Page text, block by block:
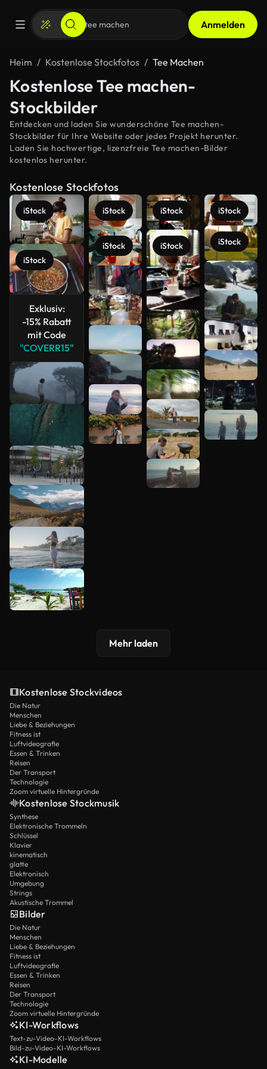
Anmelden
Heim Kostenlose Stockfotos Tee Machen
Kostenlose Tee machen-
Stockbilder
Entdecken und laden Sie wunderschöne Tee machen-
Stockbilder für Ihre Website oder jedes Projekt herunter.
Laden Sie hochwertige, lizenzfreie Tee machen-Bilder
kostenlos herunter.
Kostenlose Stockfotos
iStock
iStock
Exklusiv:
-15% Rabatt
mit Code
"COVERR15"
iStock
iStock
iStock
iStock
iStock
iStock
Mehr
anzeigen
Mehr laden
Kostenlose Stockvideos
Die Natur
Menschen
Liebe & Beziehungen
Fitness ist
Luftvideografie
Essen & Trinken
Reisen
Der Transport
Technologie
Zoom virtuelle Hintergründe
Kostenlose Stockmusik
Synthese
Elektronische Trommeln
Schlüssel
Klavier
kinematisch
glatte
Elektronisch
Umgebung
Strings
Akustische Trommel
Bilder
Die Natur
Menschen
Liebe & Beziehungen
Fitness ist
Luftvideografie
Essen & Trinken
Reisen
Der Transport
Technologie
Zoom virtuelle Hintergründe
KI-Workflows
Text-zu-Video-KI-Workflows
Bild-zu-Video-KI-Workflows
KI-Modelle